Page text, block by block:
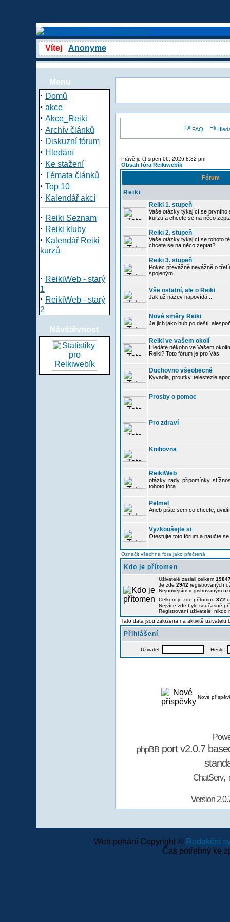
Vítej Anonyme
Menu
· Domů
· akce
· Akce_Reiki
· Archív článků
· Diskuzní fórum
· Hledání
· Ke stažení
· Témata článků
· Top 10
· Kalendář akcí
· Reiki Seznam
· Reiki kluby
· Kalendář Reiki
kurzů
· ReikiWeb - starý
1
· ReikiWeb - starý
2
Návštěvnost
FAQ
Právě je čt srpen 06, 2026 8:32 pm
Obsah fóra Reikiwebík
Fórum
Reiki
Reiki 1. stupeň
Vaše otázky týkající se prvního
kurzu a chcete se na něco
Reiki 2. stupeň
Vaše otázky týkající se tohoto
chcete se na něco zeptat?
Reiki 3. stupeň
Pokec převážně nevážně o
spojeným.
Vše ostatní, ale o Reiki
Jak už název napovídá ...
Nové směry Reiki
Je jich jako hub po dešti,
Reiki ve vašem okolí
Hledáte někoho ve Vašem
Reiki? Toto fórum je pro Vás.
Duchovno všeobecně
Kyvadla, proutky, telestezie
Prosby o pomoc
Pro zdraví
Knihovna
ReikiWeb
otázky, rady, připomínky,
tohoto fóra
Pelmel
Aneb pište sem co chcete,
Vyzkoušejte si
Otestujte toto fórum a naučte
Označit všechna fóra jako přečtená
Kdo je přítomen
Uživatelé zaslali celkem
Je zde 2942 registrovaných
Nejnovějším registrovaným
Celkem je zde přítomno 372
Nejvíce zde bylo současně
Registrovaní uživatelé: nikdo
Tato data jsou založena na aktivitě uživatelů
Přihlášení
Uživatel: Heslo:
Nové
phpBBport v2.0.7
ChatServ,
Version
Web pohání Copyright © Redakční
Čas potřebný ke